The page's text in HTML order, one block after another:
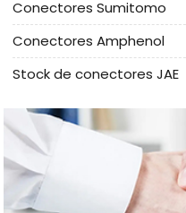
Conectores Sumitomo
Conectores Amphenol
Stock de conectores JAE